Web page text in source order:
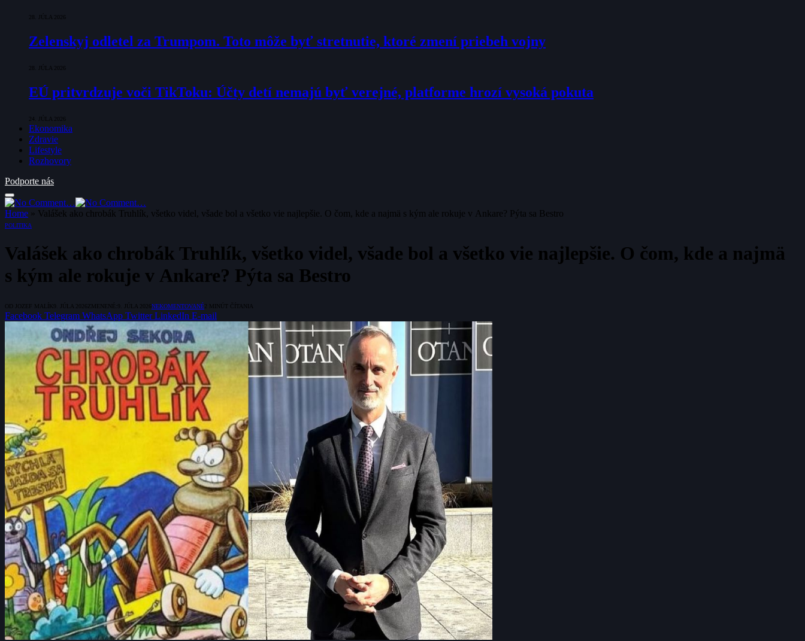
28. JÚLA 2026
Zelenskyj odletel za Trumpom. Toto môže byť stretnutie, ktoré zmení priebeh vojny
28. JÚLA 2026
EÚ pritvrdzuje voči TikToku: Účty detí nemajú byť verejné, platforme hrozí vysoká pokuta
24. JÚLA 2026
Ekonomika
Zdravie
Lifestyle
Rozhovory
Podporte nás
Home » Valášek ako chrobák Truhlík, všetko videl, všade bol a všetko vie najlepšie. O čom, kde a najmä s kým ale rokuje v Ankare? Pýta sa Bestro
POLITIKA
Valášek ako chrobák Truhlík, všetko videl, všade bol a všetko vie najlepšie. O čom, kde a najmä
s kým ale rokuje v Ankare? Pýta sa Bestro
OD JOZEF MALÍK 9. JÚLA 2026 ZMENENÉ: 9. JÚLA 2026 NEKOMENTOVANÉ 2 MINÚT ČÍTANIA
Facebook Telegram WhatsApp Twitter LinkedIn E-mail